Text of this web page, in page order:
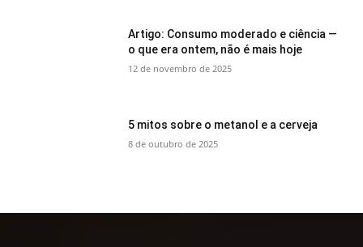
Artigo: Consumo moderado e ciência —
o que era ontem, não é mais hoje
12 de novembro de 2025
5 mitos sobre o metanol e a cerveja
8 de outubro de 2025